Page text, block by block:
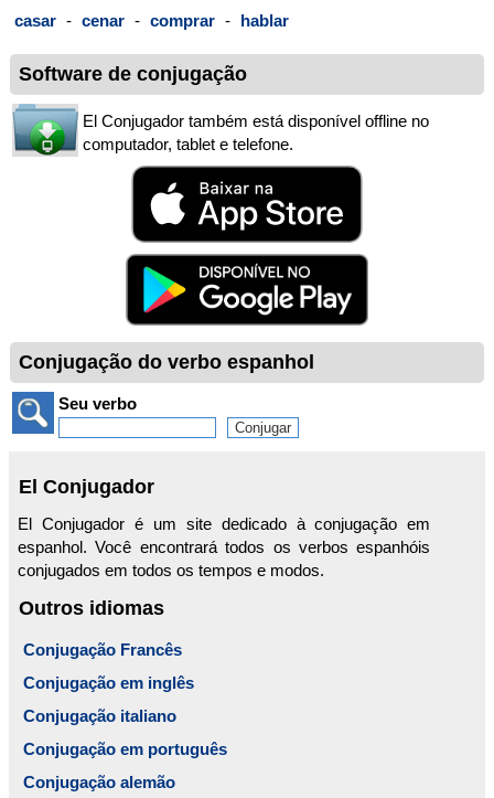
casar - cenar - comprar - hablar
Software de conjugação
El Conjugador também está disponível offline no
computador, tablet e telefone.
Conjugação do verbo espanhol
Seu verbo
El Conjugador
El Conjugador é um site dedicado à conjugação em
espanhol. Você encontrará todos os verbos espanhóis
conjugados em todos os tempos e modos.
Outros idiomas
Conjugação Francês
Conjugação em inglês
Conjugação italiano
Conjugação em português
Conjugação alemão